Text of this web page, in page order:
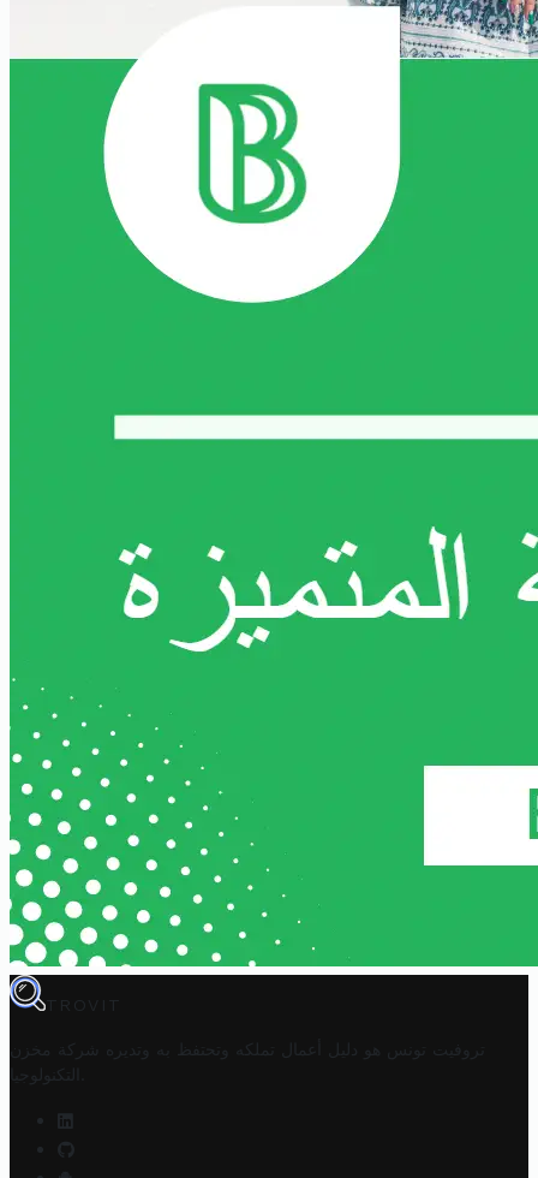
TROVIT
تروفيت تونس هو دليل أعمال تملكه وتحتفظ به وتديره
شركة مخزن
التكنولوجيا